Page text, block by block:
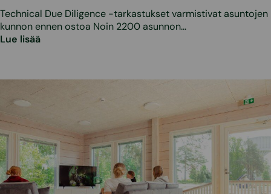
Technical Due Diligence -tarkastukset varmistivat asuntojen
kunnon ennen ostoa Noin 2200 asunnon…
Lue lisää